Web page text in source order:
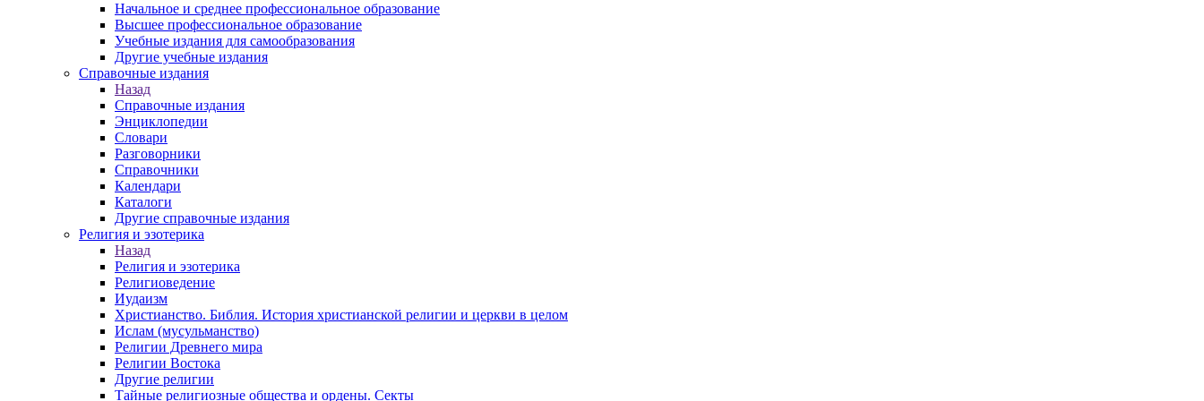
Начальное и среднее профессиональное образование
Высшее профессиональное образование
Учебные издания для самообразования
Другие учебные издания
Справочные издания
Назад
Справочные издания
Энциклопедии
Словари
Разговорники
Справочники
Календари
Каталоги
Другие справочные издания
Религия и эзотерика
Назад
Религия и эзотерика
Религиоведение
Иудаизм
Христианство. Библия. История христианской религии и церкви в целом
Ислам (мусульманство)
Религии Древнего мира
Религии Востока
Другие религии
Тайные религиозные общества и ордены. Секты